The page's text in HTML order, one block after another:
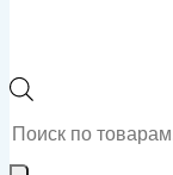
Поиск
товаров